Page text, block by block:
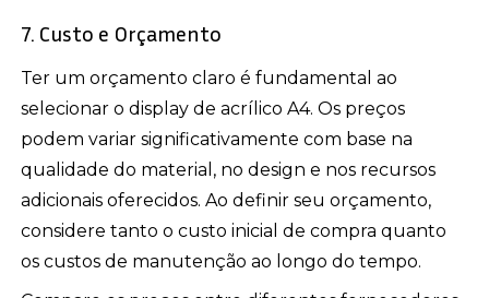
7. Custo e Orçamento
Ter um orçamento claro é fundamental ao
selecionar o display de acrílico A4. Os preços
podem variar significativamente com base na
qualidade do material, no design e nos recursos
adicionais oferecidos. Ao definir seu orçamento,
considere tanto o custo inicial de compra quanto
os custos de manutenção ao longo do tempo.